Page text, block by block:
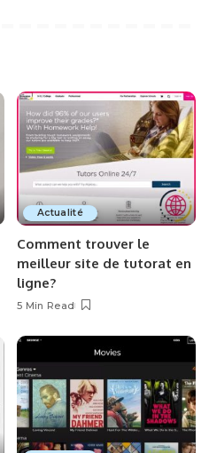
Actualité
Comment trouver le
meilleur site de tutorat en
ligne?
5 Min Read